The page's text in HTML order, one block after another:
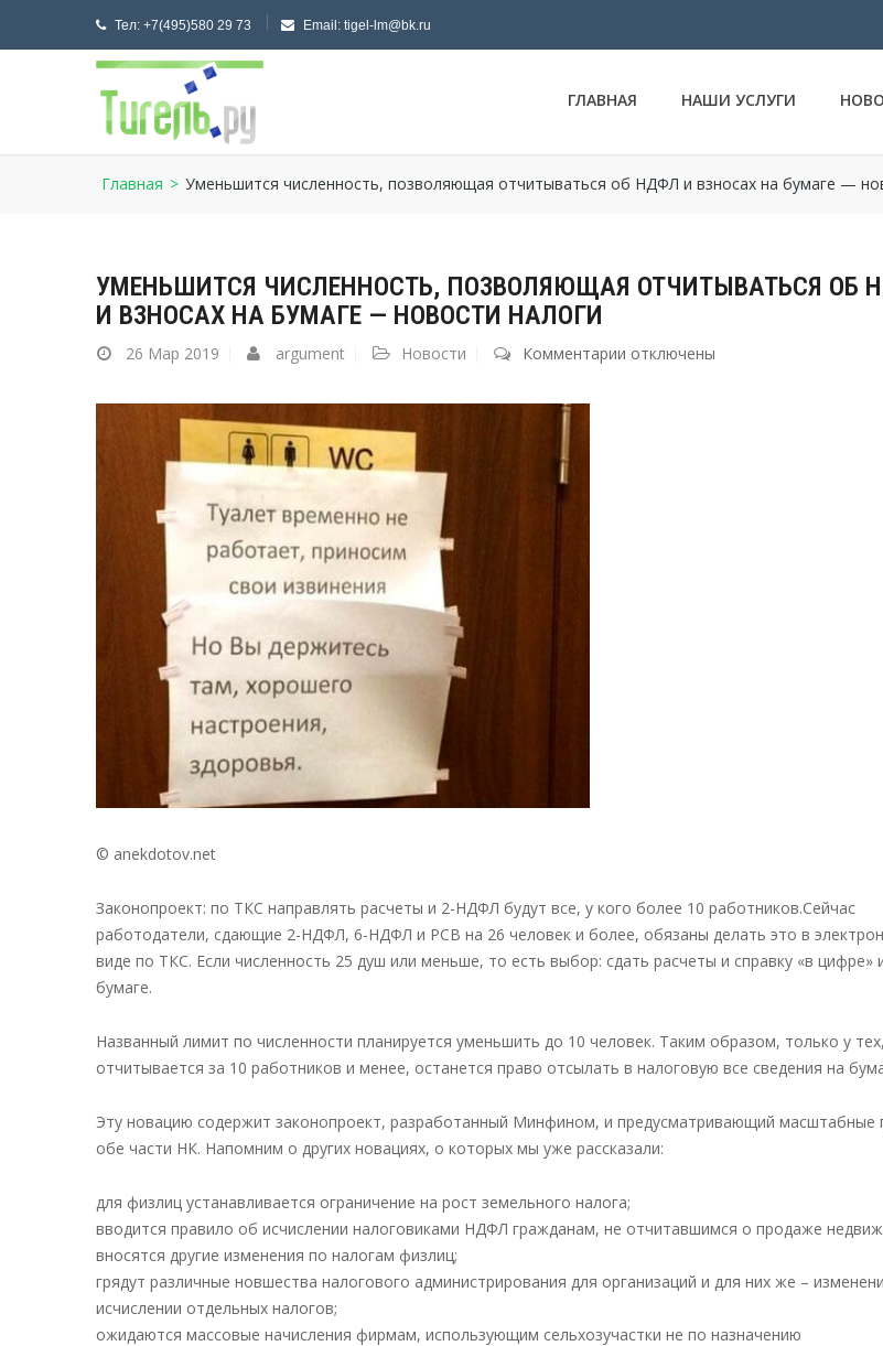
Тел: +7(495)580 29 73 Email: tigel-lm@bk.ru
ГЛАВНАЯ НАШИ УСЛУГИ
Главная > Уменьшится численность, позволяющая отчитываться об НДФЛ и взносах на бумаге —
УМЕНЬШИТСЯ ЧИСЛЕННОСТЬ, ПОЗВОЛЯЮЩАЯ ОТЧИТЫВАТЬСЯ ОБ
И ВЗНОСАХ НА БУМАГЕ — НОВОСТИ НАЛОГИ
26 Мар 2019 argument Новости Комментарии котключены
© anekdotov.net
Законопроект: по ТКС направлять расчеты и 2-НДФЛ будут все, у кого более 10 работников.Сейчас
работодатели, сдающие 2-НДФЛ, 6-НДФЛ и РСВ на 26 человек и более, обязаны делать это в
виде по ТКС. Если численность 25 душ или меньше, то есть выбор: сдать расчеты и справку «в цифре»
бумаге.
Названный лимит по численности планируется уменьшить до 10 человек. Таким образом, только у
отчитывается за 10 работников и менее, останется право отсылать в налоговую все сведения на
Эту новацию содержит законопроект, разработанный Минфином, и предусматривающий масштабные
обе части НК. Напомним о других новациях, о которых мы уже рассказали:
для физлиц устанавливается ограничение на рост земельного налога;
вводится правило об исчислении налоговиками НДФЛ гражданам, не отчитавшимся о продаже
вносятся другие изменения по налогам физлиц;
грядут различные новшества налогового администрирования для организаций и для них же –
исчислении отдельных налогов;
ожидаются массовые начисления фирмам, использующим сельхозучастки не по назначению